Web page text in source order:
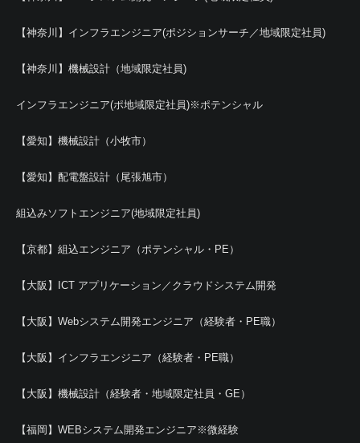
【神奈川】インフラエンジニア(ポジションサーチ／地域限定社員)
【神奈川】機械設計（地域限定社員)
インフラエンジニア(ポ地域限定社員)※ポテンシャル
【愛知】機械設計（小牧市）
【愛知】配電盤設計（尾張旭市）
組込みソフトエンジニア(地域限定社員)
【京都】組込エンジニア（ポテンシャル・PE）
【大阪】ICT アプリケーション／クラウドシステム開発
【大阪】Webシステム開発エンジニア（経験者・PE職）
【大阪】インフラエンジニア（経験者・PE職）
【大阪】機械設計（経験者・地域限定社員・GE）
【福岡】WEBシステム開発エンジニア※微経験